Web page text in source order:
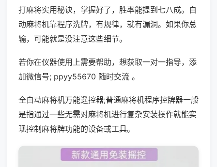
打麻将实用秘诀，掌握好了，胜率能提到七八成。自
动麻将机靠程序洗牌，有规律，就有漏洞。如果你总
输，可能就是没注意这些细节。
若你在仪器使用上需要帮助，想获取一对一指导，添
加微信号; ppyy55670 随时交流 。
全自动麻将机万能遥控器;普通麻将机程序控牌器一般
是指通过一些无需对麻将机进行复杂安装操作就能实
现控制麻将牌功能的设备或工具。